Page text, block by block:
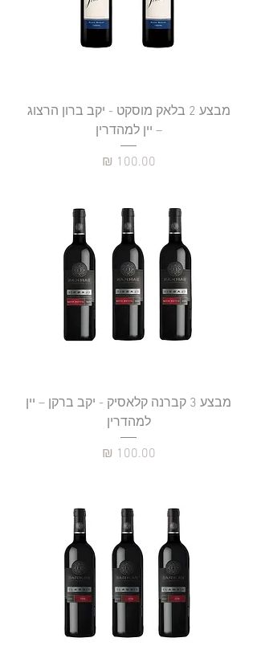
מבצע 2 בלאק מוסקט - יקב ברון הרצוג
– יין למהדרין
מחיר
מבצע 3 קברנה קלאסיק - יקב ברקן – יין
למהדרין
מחיר